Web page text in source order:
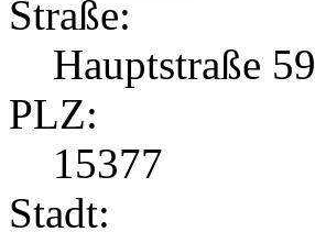
Straße:
Hauptstraße 59
PLZ:
15377
Stadt: